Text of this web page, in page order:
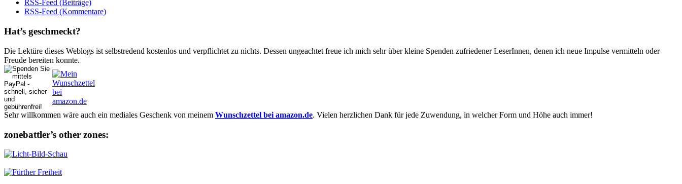
RSS-Feed (Beiträge)
RSS-Feed (Kommentare)
Hat’s ge­schmeckt?
Die Lektüre dieses Weblogs ist selbstredend kostenlos und ver­pflich­tet zu nichts. Dessen un­ge­achtet freue ich mich sehr über kleine Spenden zufriedener Le­serInnen, denen ich neue Im­pul­se vermitteln oder
Freude bereiten konnte.
Sehr willkommen wäre auch ein mediales Geschenk von meinem Wunschzettel bei amazon.de. Vielen herzlichen Dank für jede Zuwendung, in welcher Form und Höhe auch immer!
zonebattler’s other zo­nes: